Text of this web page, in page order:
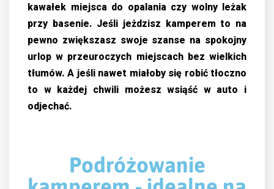
kawałek miejsca do opalania czy wolny leżak
przy basenie. Jeśli jeżdzisz kamperem to na
pewno zwiększasz swoje szanse na spokojny
urlop w przeuroczych miejscach bez wielkich
tłumów. A jeśli nawet miałoby się robić tłoczno
to w każdej chwili możesz wsiąść w auto i
odjechać.
Podróżowanie